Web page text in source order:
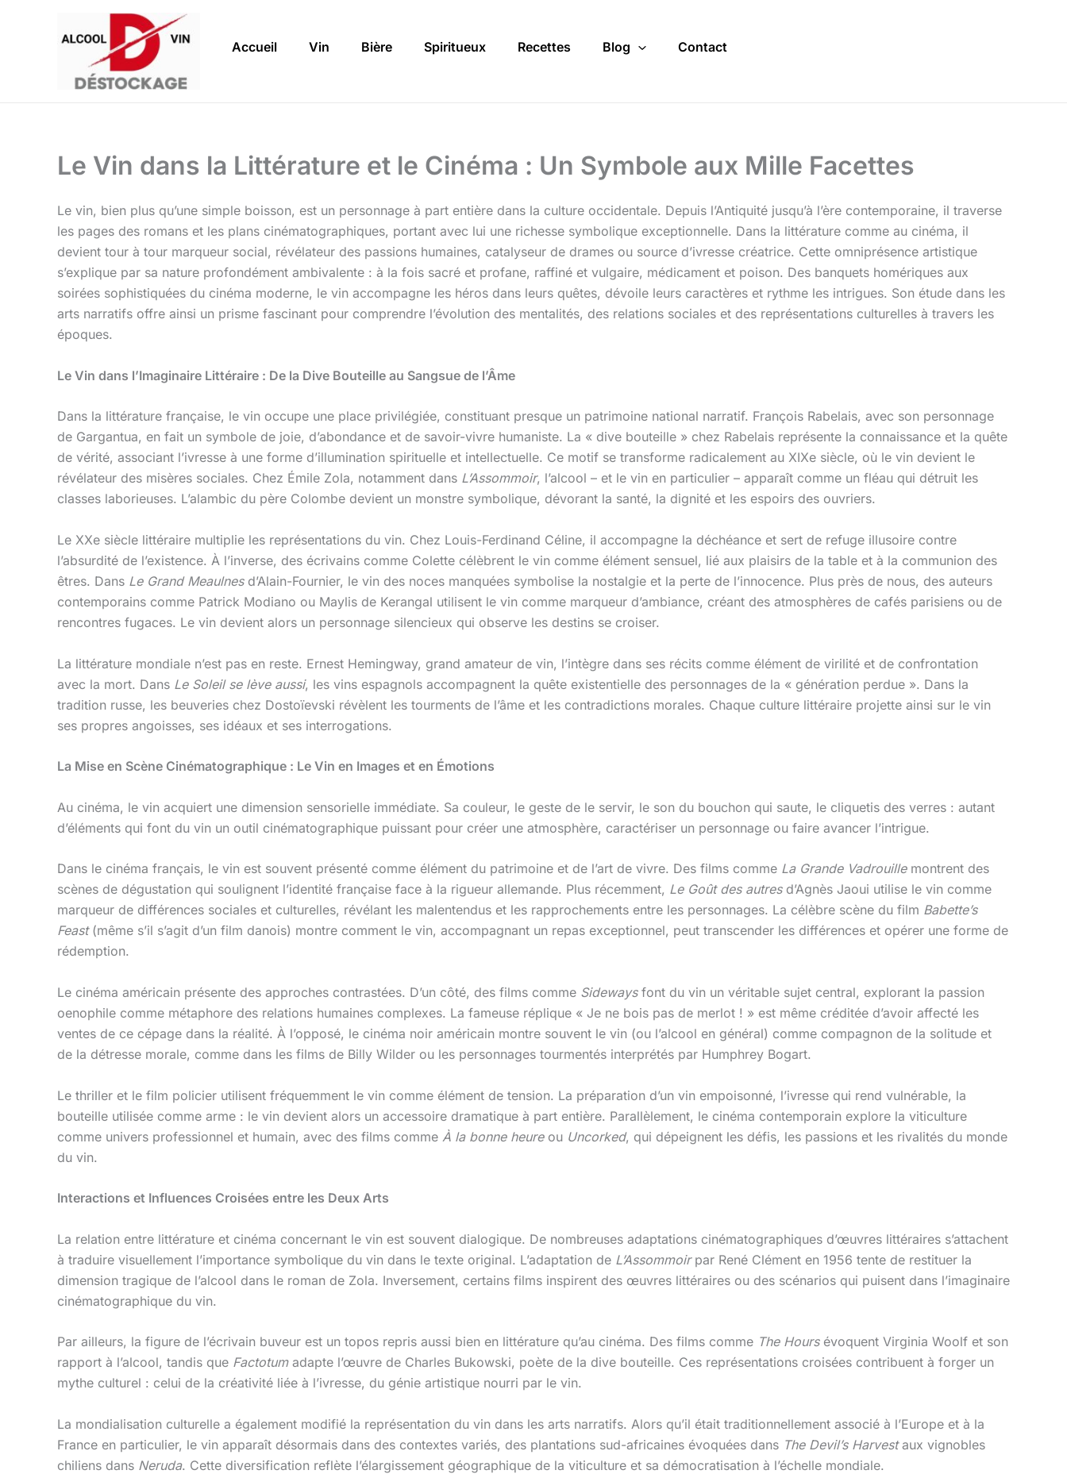
Accueil Vin Bière Spiritueux Recettes Blog Contact
Le Vin dans la Littérature et le Cinéma : Un Symbole aux Mille Facettes
Le vin, bien plus qu’une simple boisson, est un personnage à part entière dans la culture occidentale. Depuis l’Antiquité jusqu’à l’ère contemporaine, il traverse
les pages des romans et les plans cinématographiques, portant avec lui une richesse symbolique exceptionnelle. Dans la littérature comme au cinéma, il
devient tour à tour marqueur social, révélateur des passions humaines, catalyseur de drames ou source d’ivresse créatrice. Cette omniprésence artistique
s’explique par sa nature profondément ambivalente : à la fois sacré et profane, raffiné et vulgaire, médicament et poison. Des banquets homériques aux
soirées sophistiquées du cinéma moderne, le vin accompagne les héros dans leurs quêtes, dévoile leurs caractères et rythme les intrigues. Son étude dans les
arts narratifs offre ainsi un prisme fascinant pour comprendre l’évolution des mentalités, des relations sociales et des représentations culturelles à travers les
époques.
Le Vin dans l’Imaginaire Littéraire : De la Dive Bouteille au Sangsue de l’Âme
Dans la littérature française, le vin occupe une place privilégiée, constituant presque un patrimoine national narratif. François Rabelais, avec son personnage
de Gargantua, en fait un symbole de joie, d’abondance et de savoir-vivre humaniste. La « dive bouteille » chez Rabelais représente la connaissance et la quête
de vérité, associant l’ivresse à une forme d’illumination spirituelle et intellectuelle. Ce motif se transforme radicalement au XIXe siècle, où le vin devient le
révélateur des misères sociales. Chez Émile Zola, notamment dans L’Assommoir, l’alcool – et le vin en particulier – apparaît comme un fléau qui détruit les
classes laborieuses. L’alambic du père Colombe devient un monstre symbolique, dévorant la santé, la dignité et les espoirs des ouvriers.
Le XXe siècle littéraire multiplie les représentations du vin. Chez Louis-Ferdinand Céline, il accompagne la déchéance et sert de refuge illusoire contre
l’absurdité de l’existence. À l’inverse, des écrivains comme Colette célèbrent le vin comme élément sensuel, lié aux plaisirs de la table et à la communion des
êtres. Dans Le Grand Meaulnesd’Alain-Fournier, le vin des noces manquées symbolise la nostalgie et la perte de l’innocence. Plus près de nous, des auteurs
contemporains comme Patrick Modiano ou Maylis de Kerangal utilisent le vin comme marqueur d’ambiance, créant des atmosphères de cafés parisiens ou de
rencontres fugaces. Le vin devient alors un personnage silencieux qui observe les destins se croiser.
La littérature mondiale n’est pas en reste. Ernest Hemingway, grand amateur de vin, l’intègre dans ses récits comme élément de virilité et de confrontation
avec la mort. Dans Le Soleil se lève aussi, les vins espagnols accompagnent la quête existentielle des personnages de la « génération perdue ». Dans la
tradition russe, les beuveries chez Dostoïevski révèlent les tourments de l’âme et les contradictions morales. Chaque culture littéraire projette ainsi sur le vin
ses propres angoisses, ses idéaux et ses interrogations.
La Mise en Scène Cinématographique : Le Vin en Images et en Émotions
Au cinéma, le vin acquiert une dimension sensorielle immédiate. Sa couleur, le geste de le servir, le son du bouchon qui saute, le cliquetis des verres : autant
d’éléments qui font du vin un outil cinématographique puissant pour créer une atmosphère, caractériser un personnage ou faire avancer l’intrigue.
Dans le cinéma français, le vin est souvent présenté comme élément du patrimoine et de l’art de vivre. Des films comme La Grande Vadrouillemontrent des
scènes de dégustation qui soulignent l’identité française face à la rigueur allemande. Plus récemment, Le Goût des autresd’Agnès Jaoui utilise le vin comme
marqueur de différences sociales et culturelles, révélant les malentendus et les rapprochements entre les personnages. La célèbre scène du film Babette’s
Feast(même s’il s’agit d’un film danois) montre comment le vin, accompagnant un repas exceptionnel, peut transcender les différences et opérer une forme de
rédemption.
Le cinéma américain présente des approches contrastées. D’un côté, des films comme Sidewaysfont du vin un véritable sujet central, explorant la passion
oenophile comme métaphore des relations humaines complexes. La fameuse réplique « Je ne bois pas de merlot ! » est même créditée d’avoir affecté les
ventes de ce cépage dans la réalité. À l’opposé, le cinéma noir américain montre souvent le vin (ou l’alcool en général) comme compagnon de la solitude et
de la détresse morale, comme dans les films de Billy Wilder ou les personnages tourmentés interprétés par Humphrey Bogart.
Le thriller et le film policier utilisent fréquemment le vin comme élément de tension. La préparation d’un vin empoisonné, l’ivresse qui rend vulnérable, la
bouteille utilisée comme arme : le vin devient alors un accessoire dramatique à part entière. Parallèlement, le cinéma contemporain explore la viticulture
comme univers professionnel et humain, avec des films comme À la bonne heureou Uncorked, qui dépeignent les défis, les passions et les rivalités du monde
du vin.
Interactions et Influences Croisées entre les Deux Arts
La relation entre littérature et cinéma concernant le vin est souvent dialogique. De nombreuses adaptations cinématographiques d’œuvres littéraires s’attachent
à traduire visuellement l’importance symbolique du vin dans le texte original. L’adaptation de L’Assommoirpar René Clément en 1956 tente de restituer la
dimension tragique de l’alcool dans le roman de Zola. Inversement, certains films inspirent des œuvres littéraires ou des scénarios qui puisent dans l’imaginaire
cinématographique du vin.
Par ailleurs, la figure de l’écrivain buveur est un topos repris aussi bien en littérature qu’au cinéma. Des films comme The Hoursévoquent Virginia Woolf et son
rapport à l’alcool, tandis que Factotumadapte l’œuvre de Charles Bukowski, poète de la dive bouteille. Ces représentations croisées contribuent à forger un
mythe culturel : celui de la créativité liée à l’ivresse, du génie artistique nourri par le vin.
La mondialisation culturelle a également modifié la représentation du vin dans les arts narratifs. Alors qu’il était traditionnellement associé à l’Europe et à la
France en particulier, le vin apparaît désormais dans des contextes variés, des plantations sud-africaines évoquées dans The Devil’s Harvestaux vignobles
chiliens dans Neruda. Cette diversification reflète l’élargissement géographique de la viticulture et sa démocratisation à l’échelle mondiale.